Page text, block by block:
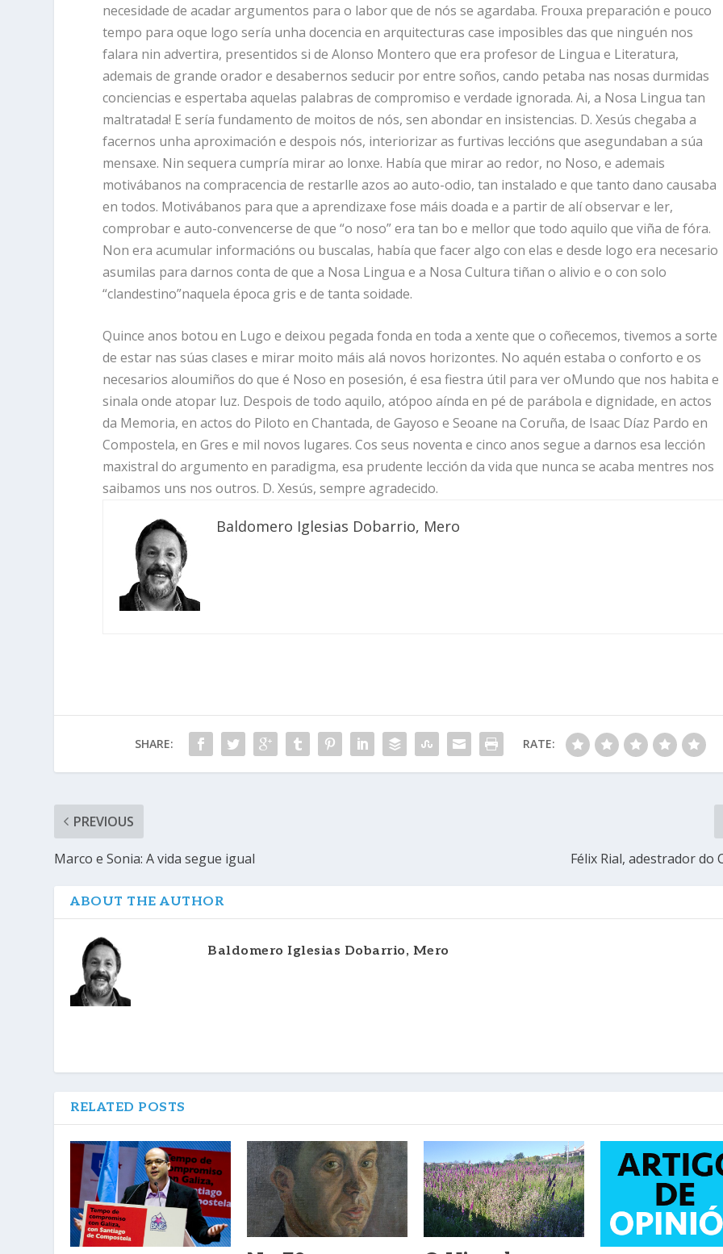
necesidade de acadar argumentos para o labor que de nós se agardaba. Frouxa preparación e pouco
tempo para oque logo sería unha docencia en arquitecturas case imposibles das que ninguén nos
falara nin advertira, presentidos si de Alonso Montero que era profesor de Lingua e Literatura,
ademais de grande orador e desabernos seducir por entre soños, cando petaba nas nosas durmidas
conciencias e espertaba aquelas palabras de compromiso e verdade ignorada. Ai, a Nosa Lingua tan
maltratada! E sería fundamento de moitos de nós, sen abondar en insistencias. D. Xesús chegaba a
facernos unha aproximación e despois nós, interiorizar as furtivas leccións que asegundaban a súa
mensaxe. Nin sequera cumpría mirar ao lonxe. Había que mirar ao redor, no Noso, e ademais
motivábanos na compracencia de restarlle azos ao auto-odio, tan instalado e que tanto dano causaba
en todos. Motivábanos para que a aprendizaxe fose máis doada e a partir de alí observar e ler,
comprobar e auto-convencerse de que “o noso” era tan bo e mellor que todo aquilo que viña de fóra.
Non era acumular informacións ou buscalas, había que facer algo con elas e desde logo era necesario
asumilas para darnos conta de que a Nosa Lingua e a Nosa Cultura tiñan o alivio e o con solo
“clandestino”naquela época gris e de tanta soidade.
Quince anos botou en Lugo e deixou pegada fonda en toda a xente que o coñecemos, tivemos a sorte
de estar nas súas clases e mirar moito máis alá novos horizontes. No aquén estaba o conforto e os
necesarios aloumiños do que é Noso en posesión, é esa fiestra útil para ver oMundo que nos habita e
sinala onde atopar luz. Despois de todo aquilo, atópoo aínda en pé de parábola e dignidade, en actos
da Memoria, en actos do Piloto en Chantada, de Gayoso e Seoane na Coruña, de Isaac Díaz Pardo en
Compostela, en Gres e mil novos lugares. Cos seus noventa e cinco anos segue a darnos esa lección
maxistral do argumento en paradigma, esa prudente lección da vida que nunca se acaba mentres nos
saibamos uns nos outros. D. Xesús, sempre agradecido.
Baldomero Iglesias Dobarrio, Mero
SHARE: RATE:
PREVIOUS
Marco e Sonia: A vida segue igual Félix Rial, adestrador do
ABOUT THE AUTHOR
Baldomero Iglesias Dobarrio, Mero
RELATED POSTS